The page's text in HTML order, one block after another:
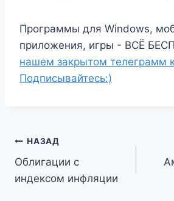
Программы для Windows,
приложения, игры - ВСЁ
нашем закрытом телеграмм
Подписывайтесь:)
Навигация
по
НАЗАД
Облигации с
индексом инфляции